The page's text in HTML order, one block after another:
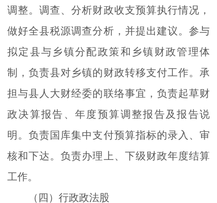
调整。调查、分析财政收支预算执行情况，
做好全县税源调查分析，并提出建议。参与
拟定县与乡镇分配政策和乡镇财政管理体
制，负责县对乡镇的财政转移支付工作。承
担与县人大财经委的联络事宜，负责起草财
政决算报告、年度预算调整报告及报告说
明。负责国库集中支付预算指标的录入、审
核和下达。负责办理上、下级财政年度结算
工作。
（四）行政政法股